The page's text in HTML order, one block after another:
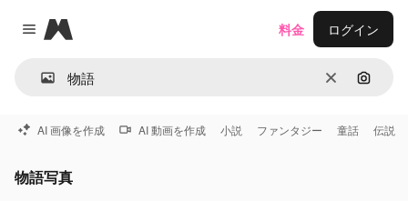
Close menu
Magnific
消去 画像で
料金 ログイン
AI 画像を作成 AI 動画を作成 小説 ファンタジー 童話 伝説
物語写真